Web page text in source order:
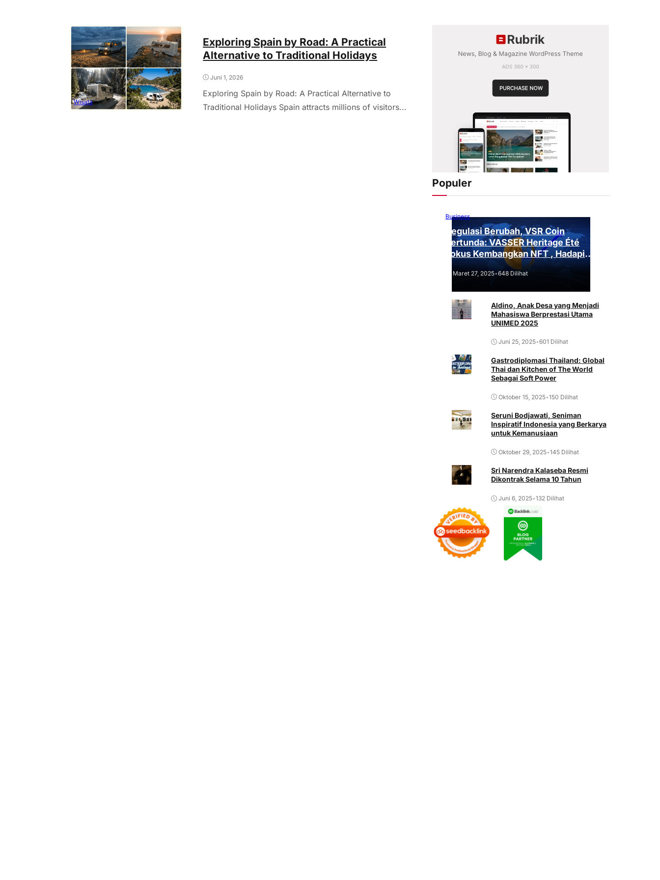
Wisata
Exploring Spain by Road: A Practical
Alternative to Traditional Holidays
Juni 1, 2026
Exploring Spain by Road: A Practical Alternative to
Traditional Holidays Spain attracts millions of visitors...
Populer
Business
Regulasi Berubah, VSR Coin
Tertunda: VASSER Heritage Été
Fokus Kembangkan NFT , Hadapi
Tantangan Regulasi!
Maret 27, 2025•648 Dilihat
Aldino, Anak Desa yang Menjadi
Mahasiswa Berprestasi Utama
UNIMED 2025
Juni 25, 2025•601 Dilihat
Gastrodiplomasi Thailand: Global
Thai dan Kitchen of The World
Sebagai Soft Power
Oktober 15, 2025•150 Dilihat
Seruni Bodjawati, Seniman
Inspiratif Indonesia yang Berkarya
untuk Kemanusiaan
Oktober 29, 2025•145 Dilihat
Sri Narendra Kalaseba Resmi
Dikontrak Selama 10 Tahun
Juni 6, 2025•132 Dilihat